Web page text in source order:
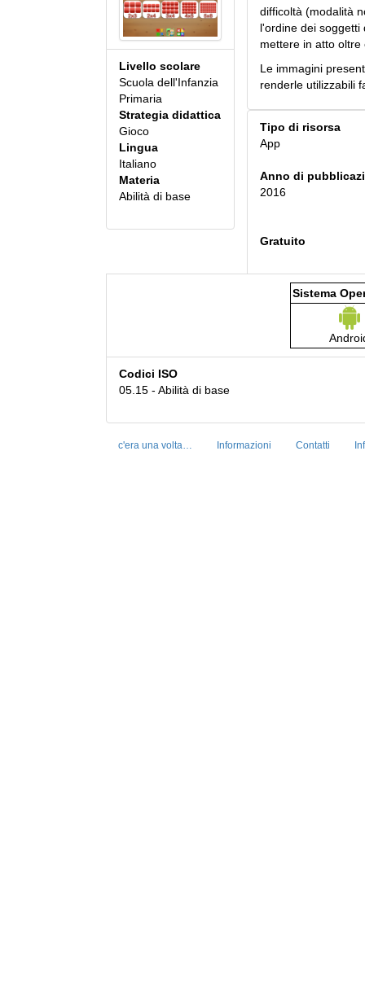
Livello scolare
Scuola dell'Infanzia
Primaria
Strategia didattica
Gioco
Lingua
Italiano
Materia
Abilità di base
difficoltà (modalità
l'ordine dei soggetti
mettere in atto
Le immagini
renderle utilizzabili
Tipo di risorsa
App
Anno di
2016
Gratuito
Sistema
Codici ISO
05.15 - Abilità di base
c'era una volta… Informazioni Contatti